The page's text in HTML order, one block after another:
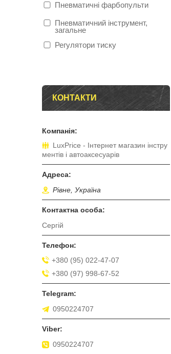
Пневматичні фарбопульти
Пневматичний інструмент,
загальне
Регулятори тиску
КОНТАКТИ
LuxPrice - Інтернет магазин інстру
ментів і автоаксесуарів
Рівне, Україна
Сергій
+380 (95) 022-47-07
+380 (97) 998-67-52
0950224707
0950224707